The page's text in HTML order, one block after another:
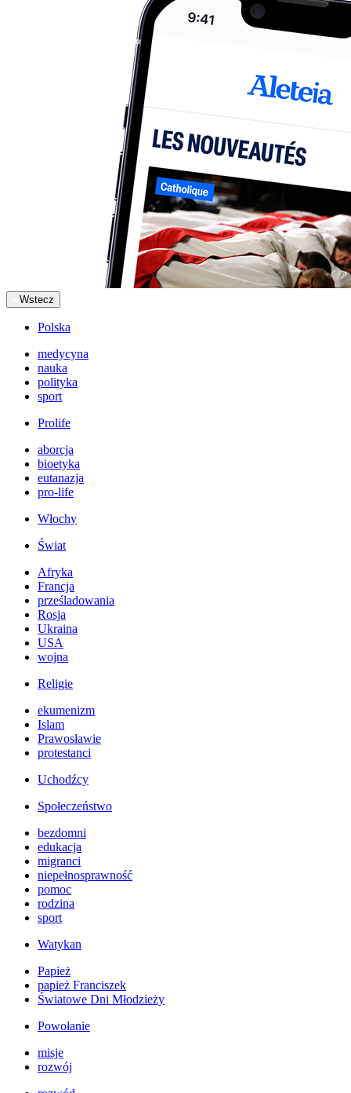
Wstecz
Polska
medycyna
nauka
polityka
sport
Prolife
aborcja
bioetyka
eutanazja
pro-life
Włochy
Świat
Afryka
Francja
prześladowania
Rosja
Ukraina
USA
wojna
Religie
ekumenizm
Islam
Prawosławie
protestanci
Uchodźcy
Społeczeństwo
bezdomni
edukacja
migranci
niepełnosprawność
pomoc
rodzina
sport
Watykan
Papież
papież Franciszek
Światowe Dni Młodzieży
Powołanie
misje
rozwój